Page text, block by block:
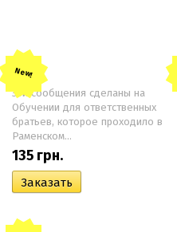
New!
Эти сообщения сделаны на
Обучении для ответственных
братьев, которое проходило в
Раменском...
135 грн.